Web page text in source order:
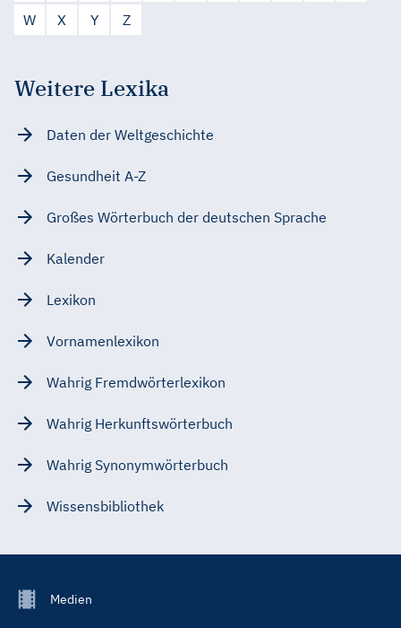
W
X Y Z
Weitere Lexika
Daten der Weltgeschichte
Gesundheit A-Z
Großes Wörterbuch der deutschen Sprache
Kalender
Lexikon
Vornamenlexikon
Wahrig Fremdwörterlexikon
Wahrig Herkunftswörterbuch
Wahrig Synonymwörterbuch
Wissensbibliothek
FooterMedien